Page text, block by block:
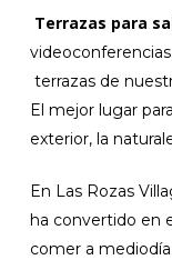
Terrazas para
terrazas de
El mejor lugar
exterior, la
En Las Rozas
ha convertido en
comer a